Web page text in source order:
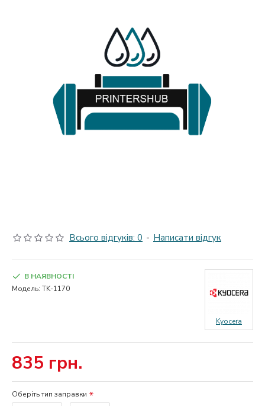
Всього відгуків: 0 - Написати відгук
835 грн.
В НАЯВНОСТІ
Модель: TK-1170
Kyocera
Оберіть тип заправки